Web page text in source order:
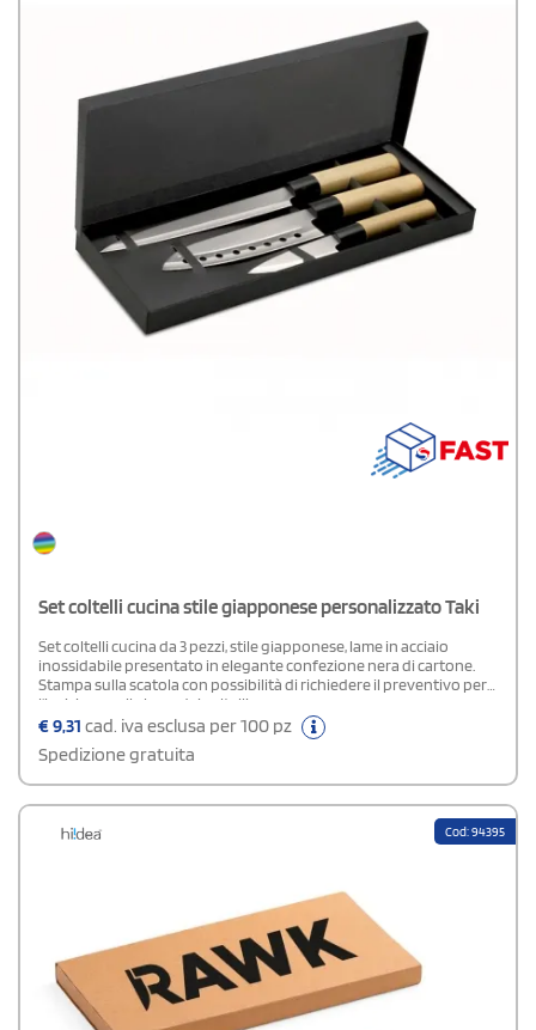
Set coltelli cucina stile giapponese personalizzato Taki
Set coltelli cucina da 3 pezzi, stile giapponese, lame in acciaio
inossidabile presentato in elegante confezione nera di cartone.
Stampa sulla scatola con possibilità di richiedere il preventivo per
l'incisione sulle lame dei coltelli.
€9,31 cad. iva esclusa per 100 pz
Spedizione gratuita
Cod: 94395